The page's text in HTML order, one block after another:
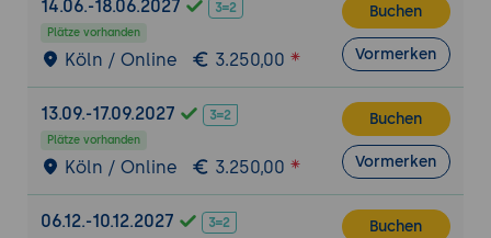
Compliance, Überwachung und
Fehlerbehebung von Exchange Online,
Migration von Exchange-Online-Daten
Verwaltung von Exchange Online-
Compliance, einschließlich Richtlinien zur
Aufbewahrung, Archivierung und E-
Discovery
Überwachung und Fehlerbehebung von
Exchange Online, einschließlich
14.06.-18.06.2027
Plätze vorhanden
Köln / Online 3.250,00
Buchen
Vormerken
13.09.-17.09.2027
Plätze vorhanden
Köln / Online 3.250,00
Buchen
Vormerken
06.12.-10.12.2027 Buchen